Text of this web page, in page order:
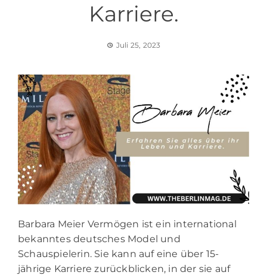
Karriere.
Juli 25, 2023
Barbara Meier Vermögen ist ein international
bekanntes deutsches Model und
Schauspielerin. Sie kann auf eine über 15-
jährige Karriere zurückblicken, in der sie auf